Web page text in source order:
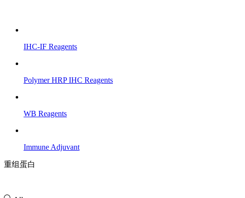
IHC-IF Reagents
Polymer HRP IHC Reagents
WB Reagents
Immune Adjuvant
重组蛋白